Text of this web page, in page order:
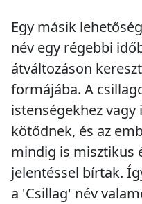
Egy másik
név egy régebbi
átváltozáson
formájába. A
istenségekhez
kötődnek, és az
mindig is misztikus
jelentéssel bírtak.
a 'Csillag' név